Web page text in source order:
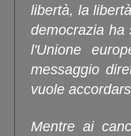
libertà, la
democrazia ha
l'Unione
messaggio
vuole
Mentre ai